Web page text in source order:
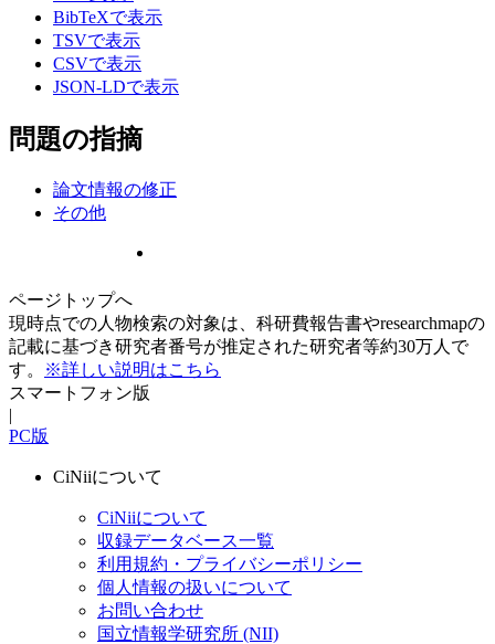
BibTeXで表示
TSVで表示
CSVで表示
JSON-LDで表示
問題の指摘
論文情報の修正
その他
ページトップへ
現時点での人物検索の対象は、科研費報告書やresearchmapの
記載に基づき研究者番号が推定された研究者等約30万人で
す。
※詳しい説明はこちら
スマートフォン版
|
PC版
CiNiiについて
CiNiiについて
収録データベース一覧
利用規約・プライバシーポリシー
個人情報の扱いについて
お問い合わせ
国立情報学研究所 (NII)